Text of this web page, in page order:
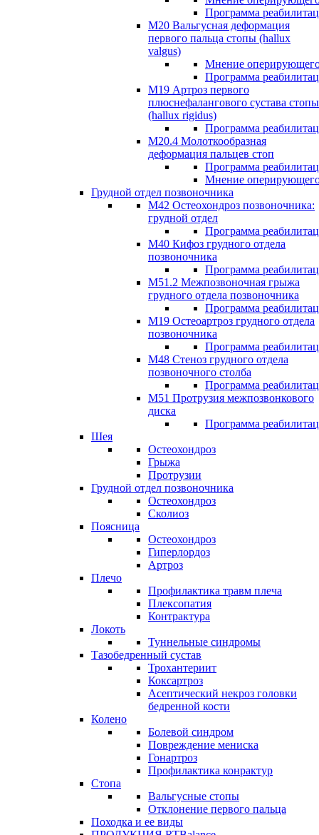
Программа
М20 Вальгусная деформация
первого пальца стопы (hallux
valgus)
Мнение
Программа
М19 Артроз первого
плюснефалангового сустава стопы
(hallux rigidus)
Программа
М20.4 Молоткообразная
деформация пальцев стоп
Программа
Мнение
Грудной отдел позвоночника
М42 Остеохондроз позвоночника:
грудной отдел
Программа
М40 Кифоз грудного отдела
позвоночника
Программа
M51.2 Межпозвоночная грыжа
грудного отдела позвоночника
Программа
М19 Остеоартроз грудного отдела
позвоночника
Программа
M48 Стеноз грудного отдела
позвоночного столба
Программа
М51 Протрузия межпозвонкового
диска
Программа
Шея
Остеохондроз
Грыжа
Протрузии
Грудной отдел позвоночника
Остеохондроз
Сколиоз
Поясница
Остеохондроз
Гиперлордоз
Артроз
Плечо
Профилактика травм плеча
Плексопатия
Контрактура
Локоть
Туннельные синдромы
Тазобедренный сустав
Трохантериит
Коксартроз
Асептический некроз головки
бедренной кости
Колено
Болевой синдром
Повреждение мениска
Гонартроз
Профилактика конрактур
Стопа
Вальгусные стопы
Отклонение первого пальца
Походка и ее виды